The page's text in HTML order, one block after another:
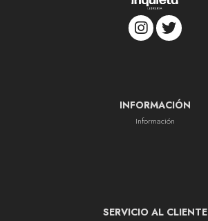
INFORMACIÓN
Información
SERVICIO AL CLIENTE